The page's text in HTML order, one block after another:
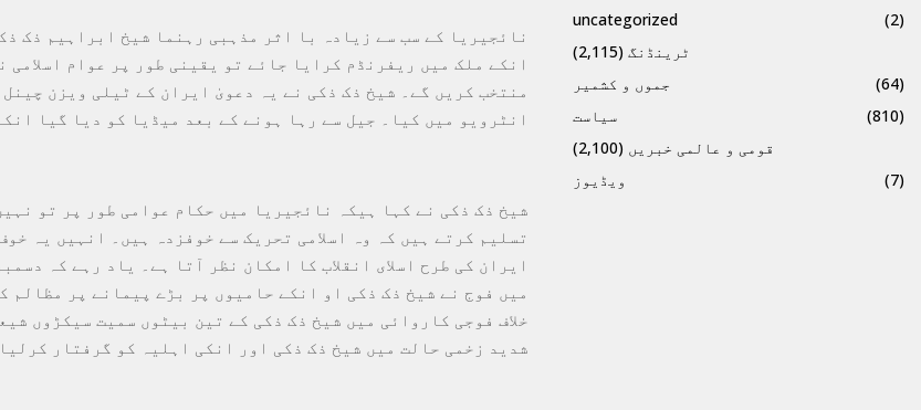
نائجیریا کے سب سے زیادہ با اثر مذہبی رہنما شیخ ابراہیم ذک
انکے ملک میں ریفرنڈم کرایا جائے تو یقینی طور پر عوام اسلامی
منتخب کریں گے۔ شیخ ذک ذکی نے یہ دعویٰ ایران کے ٹیلی ویزن
انٹرویو میں کیا۔ جیل سے رہا ہونے کے بعد میڈیا کو دیا گیا
شیخ ذک ذکی نے کہا ہیکہ نائجیریا میں حکام عوامی طور پر تو
تسلیم کرتے ہیں کہ وہ اسلامی تحریک سے خوفزدہ ہیں۔ انہیں یہ
میں فوج نے شیخ ذک ذکی او انکے حامیوں پر بڑے پیمانے پر مظالم
خلاف فوجی کاروائی میں شیخ ذک ذکی کے تین بیٹوں سمیت سیکڑوں
شدید زخمی حالت میں شیخ ذک ذکی اور انکی اہلیہ کو گرفتار کرلیا
uncategorized
(2)
ٹرینڈنگ (2,115)
جموں و کشمیر
(64)
سیاست
(810)
قومی و عالمی خبریں (2,100)
ویڈیوز
(7)